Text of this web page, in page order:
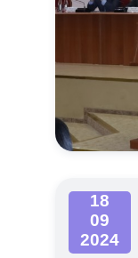
18
09
2024